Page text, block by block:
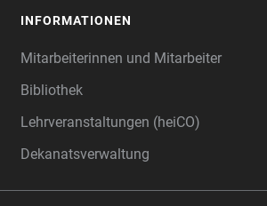
INFORMATIONEN
Mitarbeiterinnen und Mitarbeiter
Bibliothek
Lehrveranstaltungen (heiCO)
Dekanatsverwaltung